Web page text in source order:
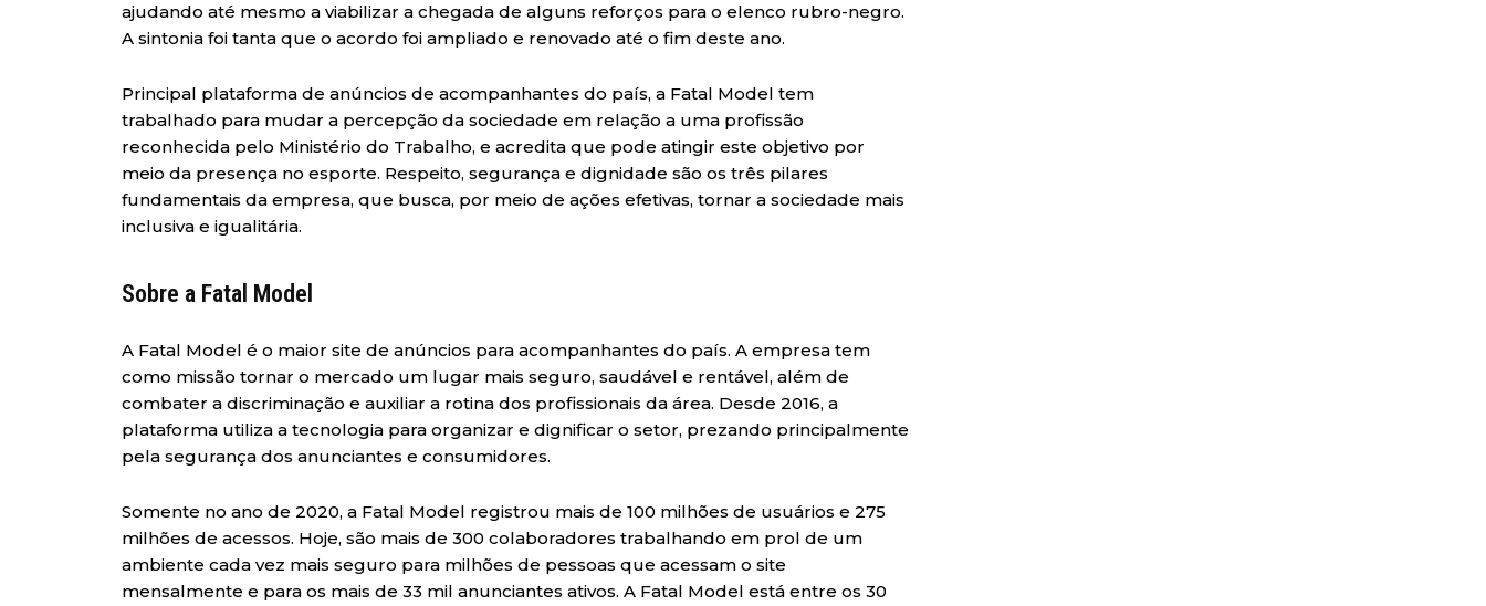
ajudando até mesmo a viabilizar a chegada de alguns reforços para o elenco rubro-negro.
A sintonia foi tanta que o acordo foi ampliado e renovado até o fim deste ano.
Principal plataforma de anúncios de acompanhantes do país, a Fatal Model tem
trabalhado para mudar a percepção da sociedade em relação a uma profissão
reconhecida pelo Ministério do Trabalho, e acredita que pode atingir este objetivo por
meio da presença no esporte. Respeito, segurança e dignidade são os três pilares
fundamentais da empresa, que busca, por meio de ações efetivas, tornar a sociedade mais
inclusiva e igualitária.
Sobre a Fatal Model
A Fatal Model é o maior site de anúncios para acompanhantes do país. A empresa tem
como missão tornar o mercado um lugar mais seguro, saudável e rentável, além de
combater a discriminação e auxiliar a rotina dos profissionais da área. Desde 2016, a
plataforma utiliza a tecnologia para organizar e dignificar o setor, prezando principalmente
pela segurança dos anunciantes e consumidores.
Somente no ano de 2020, a Fatal Model registrou mais de 100 milhões de usuários e 275
milhões de acessos. Hoje, são mais de 300 colaboradores trabalhando em prol de um
ambiente cada vez mais seguro para milhões de pessoas que acessam o site
mensalmente e para os mais de 33 mil anunciantes ativos. A Fatal Model está entre os 30